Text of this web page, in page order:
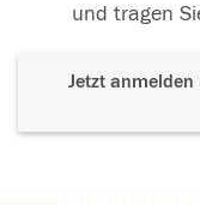
und tragen
Jetzt anmelden